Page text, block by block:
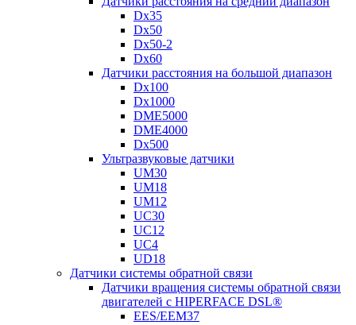
Dx35
Dx50
Dx50-2
Dx60
Датчики расстояния на большой диапазон
Dx100
Dx1000
DME5000
DME4000
Dx500
Ультразвуковые датчики
UM30
UM18
UM12
UC30
UC12
UC4
UD18
Датчики системы обратной связи
Датчики вращения системы обратной связи
двигателей с HIPERFACE DSL®
EES/EEM37